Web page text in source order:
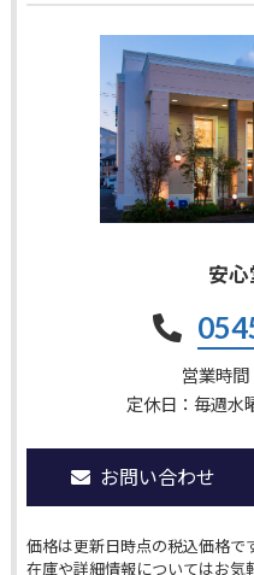
安
営業時
定休日：毎週水
お問い合わせ
価格は更新日時点の税込価格で
在庫や詳細情報についてはお気